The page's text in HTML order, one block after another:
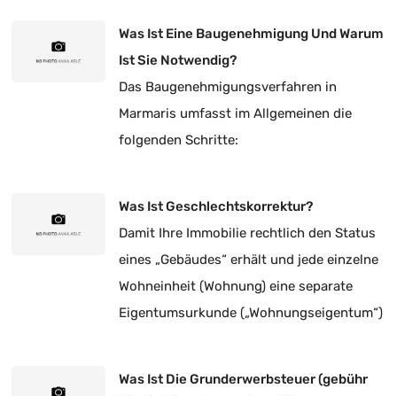
Was Ist Eine Baugenehmigung Und Warum
Ist Sie Notwendig?
Das Baugenehmigungsverfahren in
Marmaris umfasst im Allgemeinen die
folgenden Schritte:
Was Ist Geschlechtskorrektur?
Damit Ihre Immobilie rechtlich den Status
eines „Gebäudes“ erhält und jede einzelne
Wohneinheit (Wohnung) eine separate
Eigentumsurkunde („Wohnungseigentum“)
Was Ist Die Grunderwerbsteuer (gebühr